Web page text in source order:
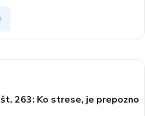
263: Ko strese, je prepozno